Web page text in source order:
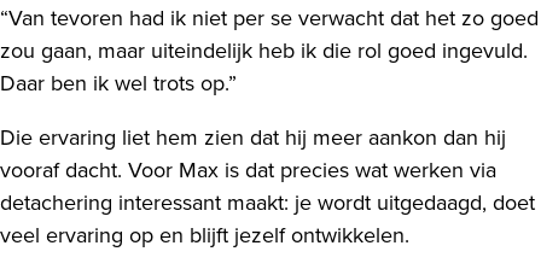
“Van tevoren had ik niet per se verwacht dat het zo goed
zou gaan, maar uiteindelijk heb ik die rol goed ingevuld.
Daar ben ik wel trots op.”
Die ervaring liet hem zien dat hij meer aankon dan hij
vooraf dacht. Voor Max is dat precies wat werken via
detachering interessant maakt: je wordt uitgedaagd, doet
veel ervaring op en blijft jezelf ontwikkelen.